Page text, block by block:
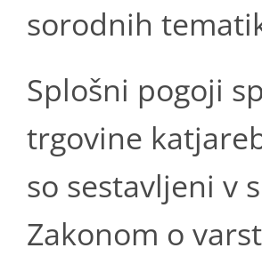
sorodnih
Splošni pogoji
trgovine
so sestavljeni v
Zakonom o